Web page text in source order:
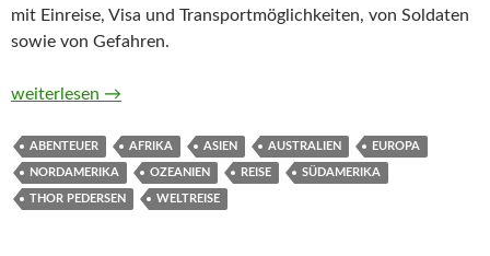
mit Einreise, Visa und Transportmöglichkeiten, von Soldaten
sowie von Gefahren.
The Impossible Journey von Thor Pedersen
weiterlesen →
ABENTEUER AFRIKA ASIEN AUSTRALIEN EUROPA
NORDAMERIKA OZEANIEN REISE SÜDAMERIKA
THOR PEDERSEN WELTREISE